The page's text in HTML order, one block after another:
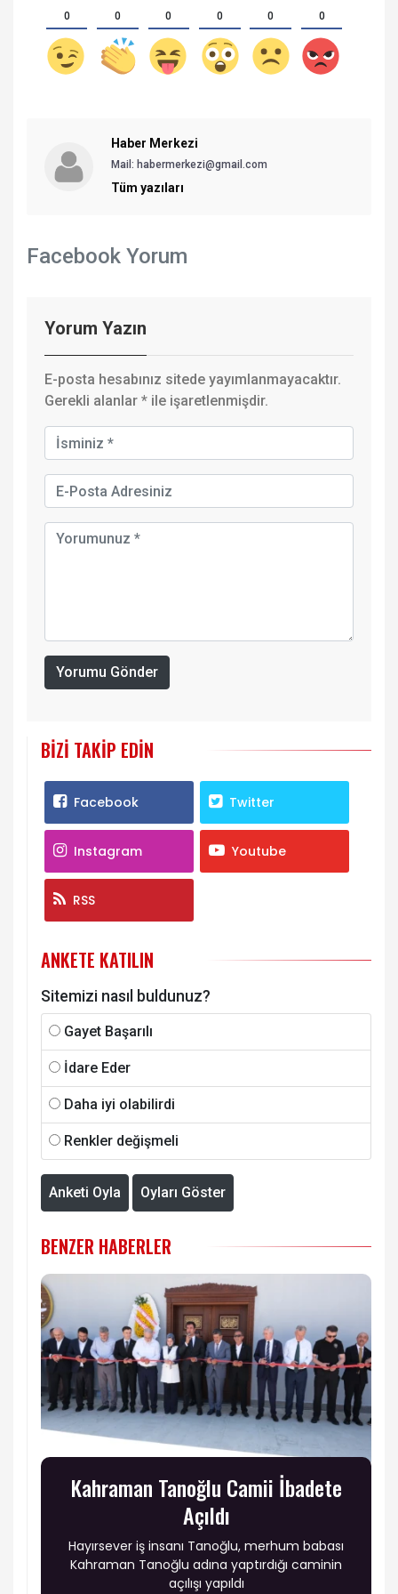
0 0 0 0 0 0
Haber Merkezi
Mail: habermerkezi@gmail.com
Tüm yazıları
Facebook Yorum
Yorum Yazın
E-posta hesabınız sitede yayımlanmayacaktır.
Gerekli alanlar * ile işaretlenmişdir.
Yorumu Gönder
BIZI TAKIP EDIN
Facebook Twitter
Instagram Youtube
RSS
ANKETE KATILIN
Sitemizi nasıl buldunuz?
Gayet Başarılı
İdare Eder
Daha iyi olabilirdi
Renkler değişmeli
Anketi Oyla Oyları Göster
BENZER HABERLER
Kahraman Tanoğlu Camii İbadete
Açıldı
Hayırsever iş insanı Tanoğlu, merhum babası
Kahraman Tanoğlu adına yaptırdığı caminin
açılışı yapıldı